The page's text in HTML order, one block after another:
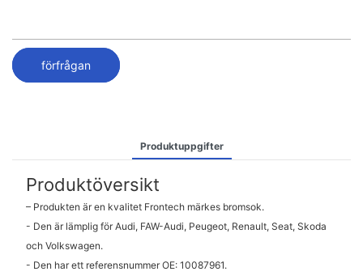
förfrågan
Produktuppgifter
Produktöversikt
– Produkten är en kvalitet Frontech märkes bromsok.
- Den är lämplig för Audi, FAW-Audi, Peugeot, Renault, Seat, Skoda
och Volkswagen.
- Den har ett referensnummer OE: 10087961.